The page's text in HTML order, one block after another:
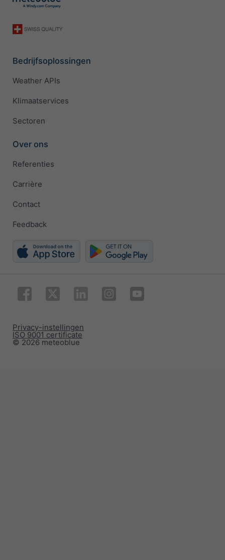
Bedrijfsoplossingen
Weather APIs
Klimaatservices
Sectoren
Over ons
Referenties
Carrière
Contact
Feedback
© 2026 meteoblue
ISO 9001 certificate
Privacy-instellingen